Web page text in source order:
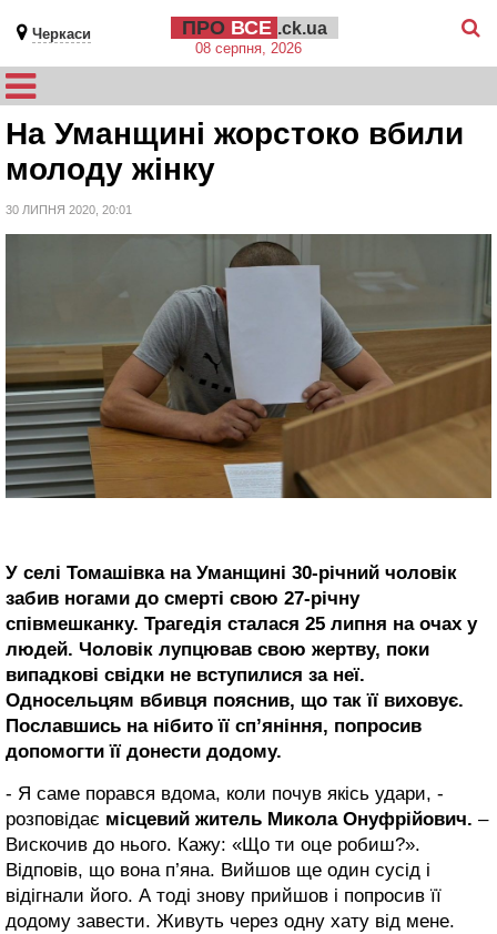
Черкаси ПРО ВСЕ .ck.ua
08 серпня, 2026
На Уманщині жорстоко вбили
молоду жінку
30 ЛИПНЯ 2020, 20:01
У селі Томашівка на Уманщині 30-річний чоловік
забив ногами до смерті свою 27-річну
співмешканку. Трагедія сталася 25 липня на очах у
людей. Чоловік лупцював свою жертву, поки
випадкові свідки не вступилися за неї.
Односельцям вбивця пояснив, що так її виховує.
Пославшись на нібито її сп’яніння, попросив
допомогти її донести додому.
- Я саме порався вдома, коли почув якісь удари, -
розповідає місцевий житель Микола Онуфрійович. –
Вискочив до нього. Кажу: «Що ти оце робиш?».
Відповів, що вона п’яна. Вийшов ще один сусід і
відігнали його. А тоді знову прийшов і попросив її
додому завести. Живуть через одну хату від мене.